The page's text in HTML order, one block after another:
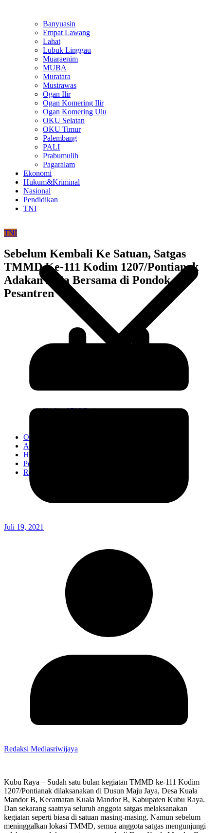
Banyuasin
Empat Lawang
Lahat
Lubuk Linggau
Muaraenim
MUBA
Muratara
Musirawas
Ogan Ilir
Ogan Komering Ilir
Ogan Komering Ulu
OKU Selatan
OKU Timur
Palembang
PALI
Prabumulih
Pagaralam
Ekonomi
Hukum&Kriminal
Nasional
Pendidikan
TNI
Kodim 0718/Pati
OPINI
Advertorial
Headline
Pedoman Media Ciber
Redaksi
TNI
Sebelum Kembali Ke Satuan, Satgas
TMMD Ke-111 Kodim 1207/Pontianak
Adakan Do’a Bersama di Pondok
Pesantren
Juli 19, 2021
Redaksi Mediasriwijaya
Kubu Raya – Sudah satu bulan kegiatan TMMD ke-111 Kodim
1207/Pontianak dilaksanakan di Dusun Maju Jaya, Desa Kuala
Mandor B, Kecamatan Kuala Mandor B, Kabupaten Kubu Raya.
Dan sekarang saatnya seluruh anggota satgas melaksanakan
kegiatan seperti biasa di satuan masing-masing. Namun sebelum
meninggalkan lokasi TMMD, semua anggota satgas mengunjungi